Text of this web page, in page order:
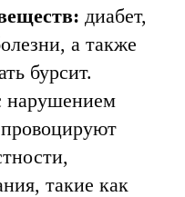
диабет,
а также
бурсит.
нарушением
такие как